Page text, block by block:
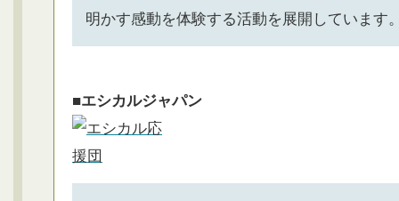
明かす感動を体験する活動を展開しています
■エシカルジャパン